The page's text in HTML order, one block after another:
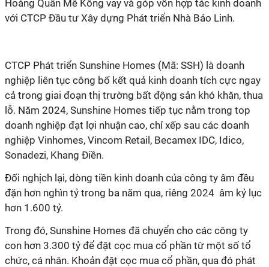
Hoàng Quân Mê Kông vay và góp vốn hợp tác kinh doanh
với CTCP Đầu tư Xây dựng Phát triển Nhà Bảo Linh.
CTCP Phát triển Sunshine Homes (Mã: SSH) là doanh
nghiệp liên tục công bố kết quả kinh doanh tích cực ngay
cả trong giai đoạn thị trường bất động sản khó khăn, thua
lỗ. Năm 2024, Sunshine Homes tiếp tục nằm trong top
doanh nghiệp đạt lợi nhuận cao, chỉ xếp sau các doanh
nghiệp Vinhomes, Vincom Retail, Becamex IDC, Idico,
Sonadezi, Khang Điền.
Đối nghịch lại, dòng tiền kinh doanh của công ty âm đều
đặn hơn nghìn tỷ trong ba năm qua, riêng 2024 âm kỷ lục
hơn 1.600 tỷ.
Trong đó, Sunshine Homes đã chuyển cho các công ty
con hơn 3.300 tỷ để đặt cọc mua cổ phần từ một số tổ
chức, cá nhân. Khoản đặt cọc mua cổ phần, qua đó phát